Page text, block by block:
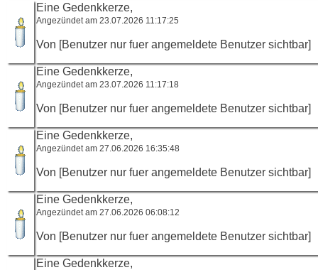
Eine Gedenkkerze,
Angezündet am 23.07.2026 11:17:25
Von [Benutzer nur fuer angemeldete Benutzer sichtbar]
Eine Gedenkkerze,
Angezündet am 23.07.2026 11:17:18
Von [Benutzer nur fuer angemeldete Benutzer sichtbar]
Eine Gedenkkerze,
Angezündet am 27.06.2026 16:35:48
Von [Benutzer nur fuer angemeldete Benutzer sichtbar]
Eine Gedenkkerze,
Angezündet am 27.06.2026 06:08:12
Von [Benutzer nur fuer angemeldete Benutzer sichtbar]
Eine Gedenkkerze,